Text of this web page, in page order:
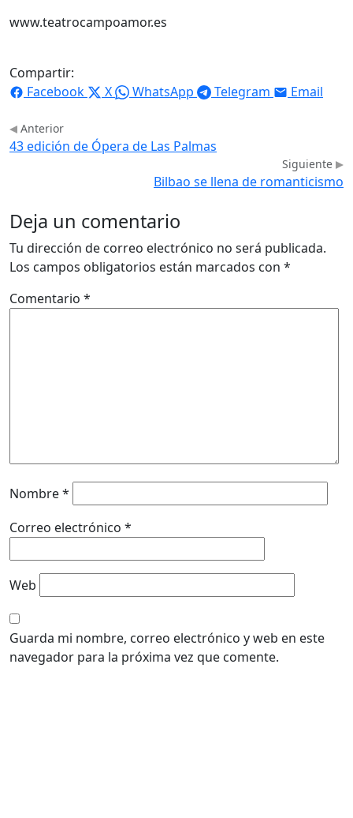
www.teatrocampoamor.es
Compartir:
Facebook
X WhatsApp Telegram Email
Anterior
43 edición de Ópera de Las Palmas
Siguiente
Bilbao se llena de romanticismo
Deja un comentario
Tu dirección de correo electrónico no será publicada.
Los campos obligatorios están marcados con *
Comentario *
Nombre*
Correo electrónico *
Web
Guarda mi nombre, correo electrónico y web en este
navegador para la próxima vez que comente.